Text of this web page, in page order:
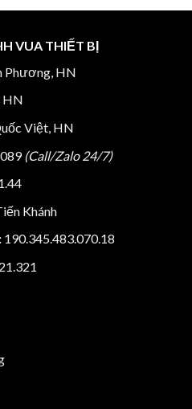
VUA THIẾT BỊ
Phương, HN
HN
Việt, HN
(Call/Zalo 24/7)
Khánh
190.345.483.070.18